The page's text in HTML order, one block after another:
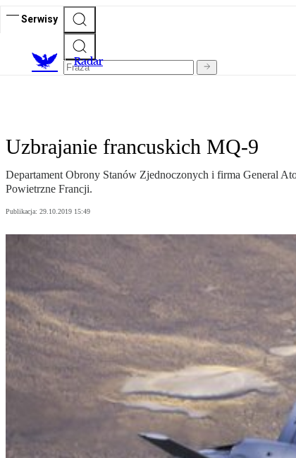
Serwisy
Radar
Uzbrajanie francuskich MQ-9
Departament Obrony Stanów Zjednoczonych i firma General
Powietrzne Francji.
Publikacja: 29.10.2019 15:49